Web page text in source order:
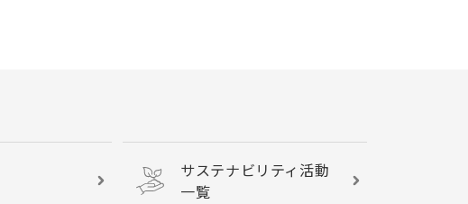
サステナビリティ活動
一覧